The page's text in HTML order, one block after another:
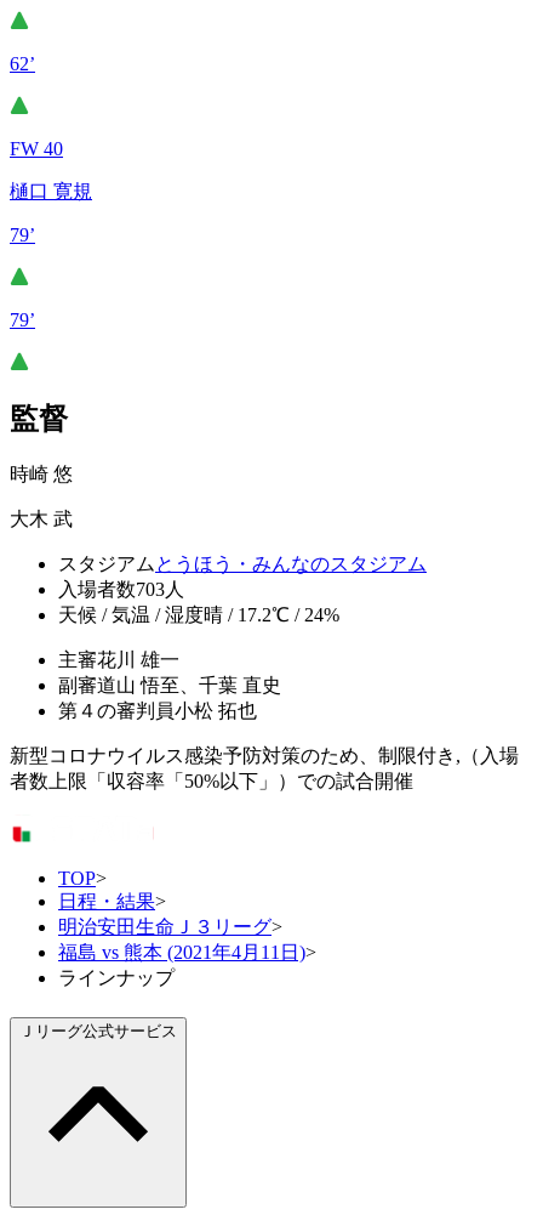
62’
FW 40
樋口 寛規
79’
79’
監督
時崎 悠
大木 武
スタジアム とうほう・みんなのスタジアム
入場者数703人
天候 / 気温 / 湿度晴 / 17.2℃ / 24%
主審花川 雄一
副審道山 悟至、千葉 直史
第４の審判員小松 拓也
新型コロナウイルス感染予防対策のため、制限付き,（入場
者数上限「収容率「50%以下」）での試合開催
TOP>
日程・結果>
明治安田生命Ｊ３リーグ>
福島 vs 熊本 (2021年4月11日)>
ラインナップ
Ｊリーグ公式サービス